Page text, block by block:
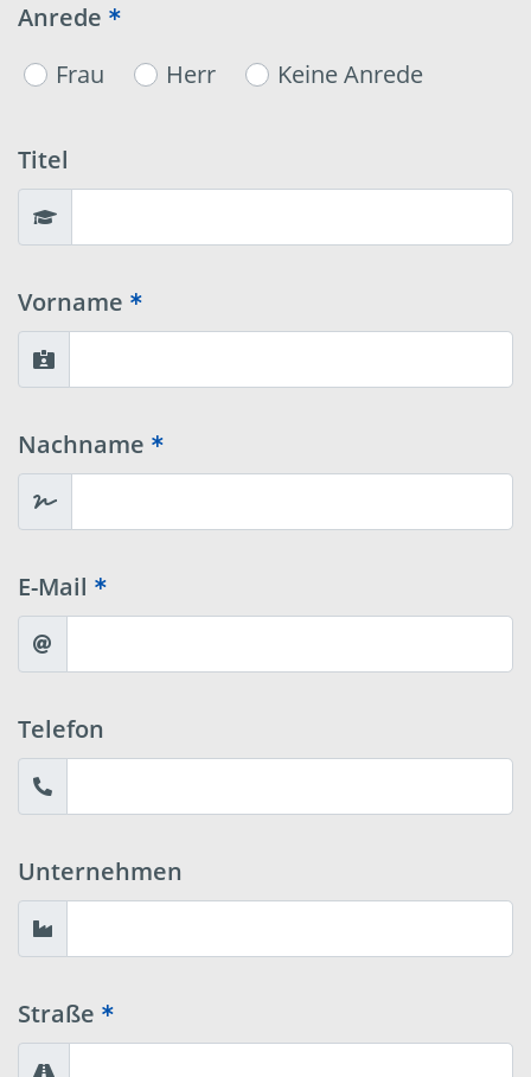
Anrede
Frau
Herr Keine Anrede
Titel
Vorname
Nachname
E-Mail
Telefon
Unternehmen
Straße